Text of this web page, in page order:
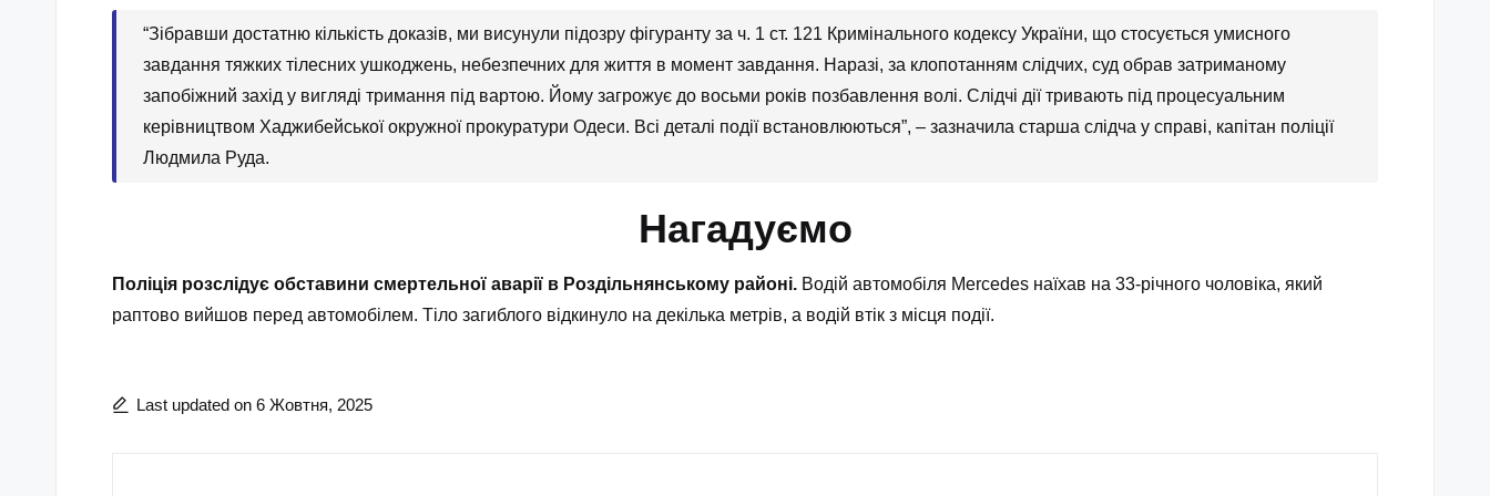
“Зібравши достатню кількість доказів, ми висунули підозру фігуранту за ч. 1 ст. 121 Кримінального кодексу України, що стосується умисного
завдання тяжких тілесних ушкоджень, небезпечних для життя в момент завдання. Наразі, за клопотанням слідчих, суд обрав затриманому
запобіжний захід у вигляді тримання під вартою. Йому загрожує до восьми років позбавлення волі. Слідчі дії тривають під процесуальним
керівництвом Хаджибейської окружної прокуратури Одеси. Всі деталі події встановлюються”, – зазначила старша слідча у справі, капітан поліції
Людмила Руда.
Нагадуємо
Поліція розслідує обставини смертельної аварії в Роздільнянському районі. Водій автомобіля Mercedes наїхав на 33-річного чоловіка, який
раптово вийшов перед автомобілем. Тіло загиблого відкинуло на декілька метрів, а водій втік з місця події.
Last updated on 6 Жовтня, 2025